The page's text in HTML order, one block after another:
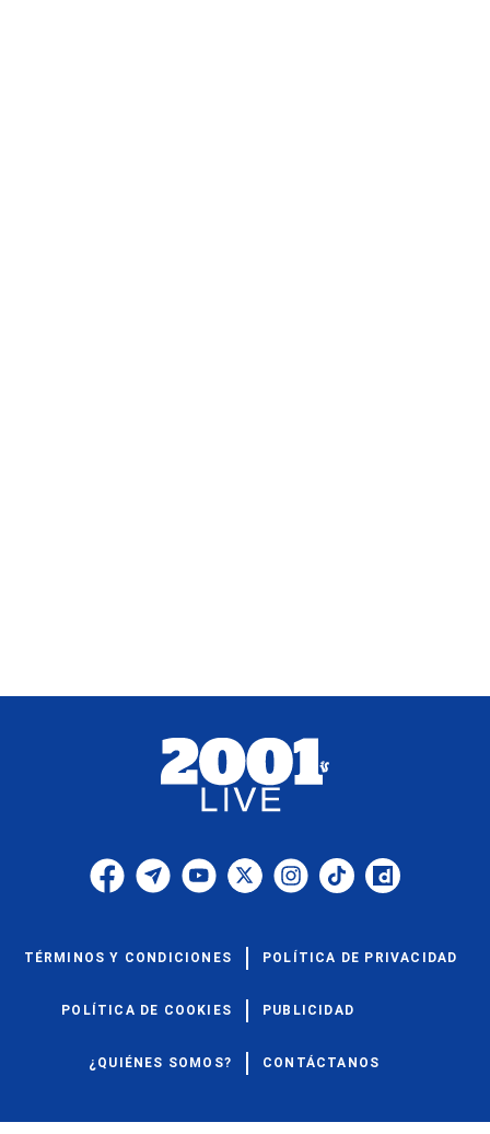
TÉRMINOS Y CONDICIONES POLÍTICA DE PRIVACIDAD
POLÍTICA DE COOKIES PUBLICIDAD
¿QUIÉNES SOMOS? CONTÁCTANOS